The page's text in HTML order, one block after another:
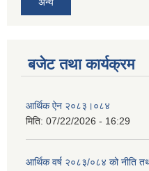
अन्य
बजेट तथा कार्यक्रम
आर्थिक ऐन २०८३।०८४
मिति: 07/22/2026 - 16:29
आर्थिक वर्ष २०८३/०८४ को नीति